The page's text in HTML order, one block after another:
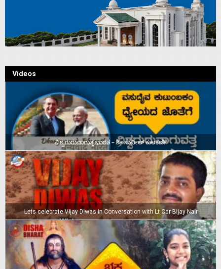
Videos
ವಿಶ್ವಗುರುವಾಗುತ್ತ ಭಾರತ – ಶ್ರೀ ಸುನೀಲ್‌ ಕುಲಕರ್ಣಿ
Lets celebrate Vijay Diwas in Conversation with Lt Cdr Bijay Nair